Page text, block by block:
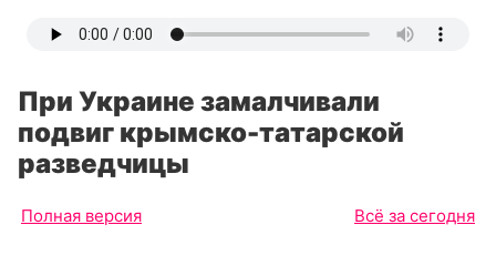
При Украине замалчивали
подвиг крымско-татарской
разведчицы
Полная версия Всё за сегодня